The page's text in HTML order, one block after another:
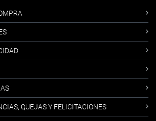
QUEJAS Y FELICITACIONES